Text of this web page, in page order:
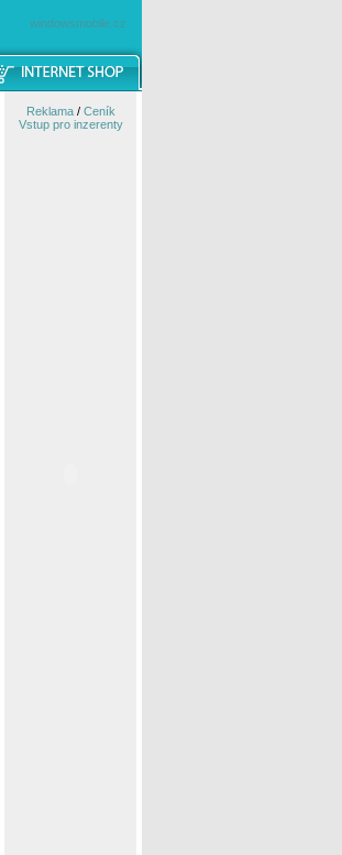
windowsmobile.cz
Reklama/ Ceník
Vstup pro inzerenty